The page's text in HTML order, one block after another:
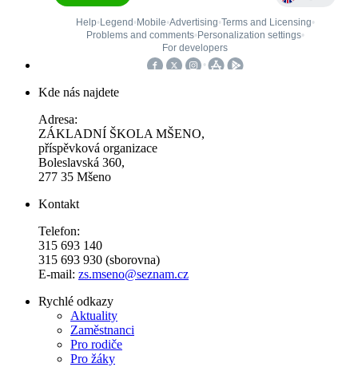
Kde nás najdete
Adresa:
ZÁKLADNÍ ŠKOLA MŠENO,
příspěvková organizace
Boleslavská 360,
277 35 Mšeno
Kontakt
Telefon:
315 693 140
315 693 930 (sborovna)
E-mail: zs.mseno@seznam.cz
Rychlé odkazy
Aktuality
Zaměstnanci
Pro rodiče
Pro žáky